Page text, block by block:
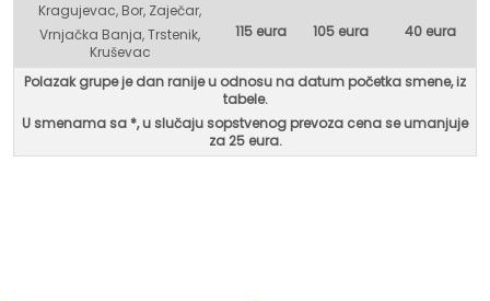
Kragujevac, Bor, Zaječar,
Vrnjačka Banja, Trstenik,
Kruševac
115 eura 105 eura 40 eura
Polazak grupe je dan ranije u odnosu na datum početka smene, iz
tabele.
U smenama sa *, uslučaju sopstvenog prevoza cena se umanjuje
za 25 eura.